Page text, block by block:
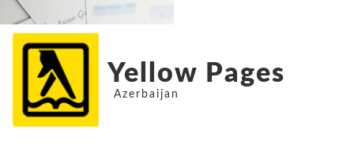
Yellow Pages
Azerbaijan